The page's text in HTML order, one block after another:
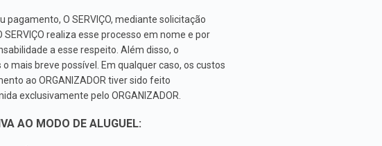
O SERVIÇO, mediante solicitação
realiza esse processo em nome e por
a esse respeito. Além disso, o
mais breve possível. Em qualquer caso, os custos
ao ORGANIZADOR tiver sido feito
exclusivamente pelo ORGANIZADOR.
AO MODO DE ALUGUEL: